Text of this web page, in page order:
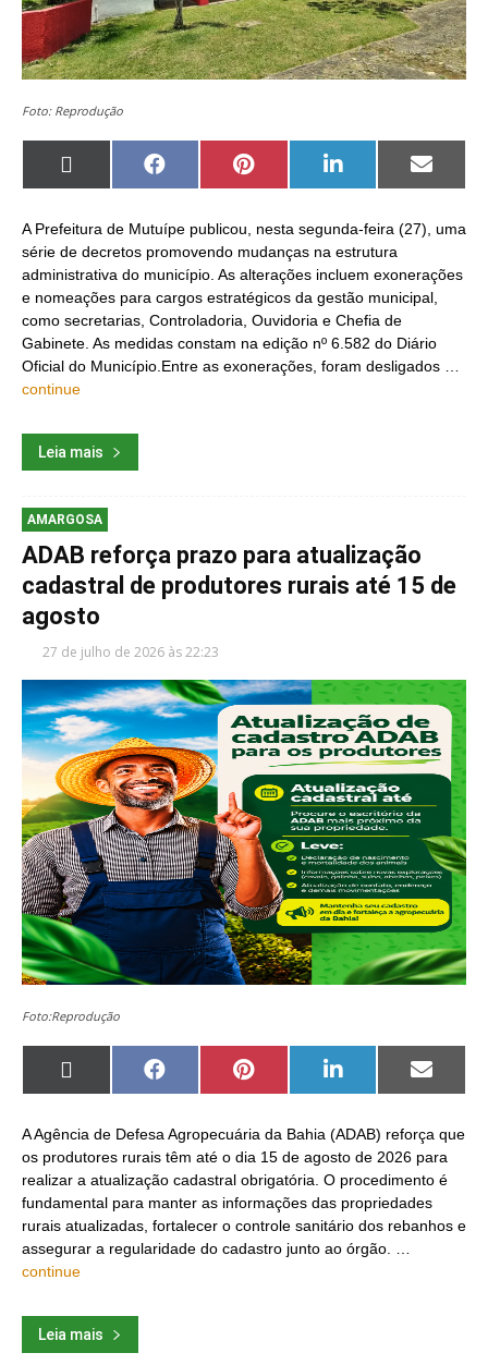
Foto: Reprodução
Share
X
Share
Facebook
Share
on
Pinterest
Share
LinkedIn
Share
Email
A Prefeitura de Mutuípe publicou, nesta segunda-feira (27), uma
série de decretos promovendo mudanças na estrutura
administrativa do município. As alterações incluem exonerações
e nomeações para cargos estratégicos da gestão municipal,
como secretarias, Controladoria, Ouvidoria e Chefia de
Gabinete. As medidas constam na edição nº 6.582 do Diário
Oficial do Município.Entre as exonerações, foram desligados …
continue
Leia mais
AMARGOSA
ADAB reforça prazo para atualização
cadastral de produtores rurais até 15 de
agosto
27 de julho de 2026 às 22:23
Foto:Reprodução
Share
X
Share
Facebook
Share
on
Pinterest
Share
LinkedIn
Share
Email
A Agência de Defesa Agropecuária da Bahia (ADAB) reforça que
os produtores rurais têm até o dia 15 de agosto de 2026 para
realizar a atualização cadastral obrigatória. O procedimento é
fundamental para manter as informações das propriedades
rurais atualizadas, fortalecer o controle sanitário dos rebanhos e
assegurar a regularidade do cadastro junto ao órgão. …
continue
Leia mais